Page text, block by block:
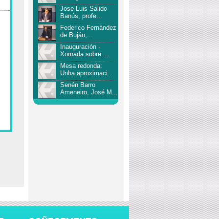
Jose Luis Salido
Banús, profe...
Federico Fernández
de Buján,...
Inauguración -
Xornada sobre ...
Mesa redonda:
Unha aproximaci...
Senén Barro
Ameneiro, José M...